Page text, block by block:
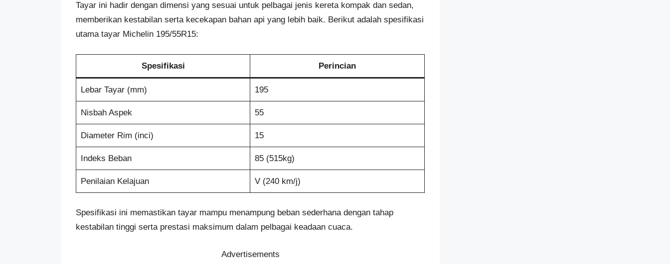
Tayar ini hadir dengan dimensi yang sesuai untuk pelbagai jenis kereta kompak dan sedan,
memberikan kestabilan serta kecekapan bahan api yang lebih baik. Berikut adalah spesifikasi
utama tayar Michelin 195/55R15:
Spesifikasi Perincian
Lebar Tayar (mm) 195
Nisbah Aspek 55
Diameter Rim (inci) 15
Indeks Beban 85 (515kg)
Penilaian Kelajuan V (240 km/j)
Spesifikasi ini memastikan tayar mampu menampung beban sederhana dengan tahap
kestabilan tinggi serta prestasi maksimum dalam pelbagai keadaan cuaca.
Advertisements